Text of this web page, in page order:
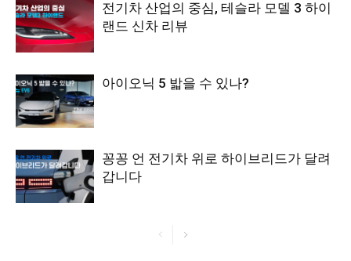
전기차 산업의 중심, 테슬라 모델 3 하이
랜드 신차 리뷰
아이오닉 5 밟을 수 있나?
꽁꽁 언 전기차 위로 하이브리드가 달려
갑니다